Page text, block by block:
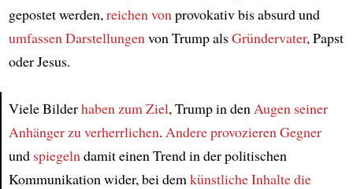
Article
gepostet werden, reichen von provokativ bis absurd und
umfassen Darstellungen von Trump alsGründervater, Papst
oder Jesus.
Viele Bilderhaben zum Ziel, Trump in den Augen seiner
Anhänger zu verherrlichen. Andereprovozieren Gegner
und spiegeln damit einen Trend in der politischen
Kommunikation wider, bei dem künstliche Inhaltedie